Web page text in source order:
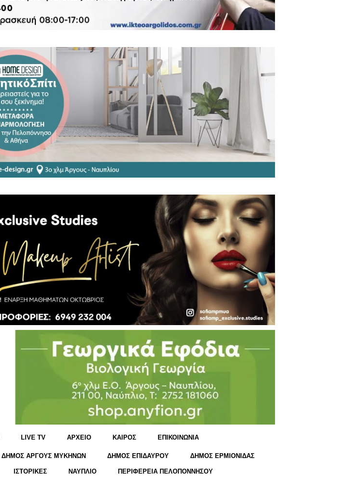
LIVE TV ΑΡΧΕΙΟ KΑΙΡΟΣ ΕΠΙΚΟΙΝΩΝΙΑ
ΔΗΜΟΣ ΑΡΓΟΥΣ ΜΥΚΗΝΩΝ ΔΗΜΟΣ ΕΠΙΔΑΥΡΟΥ ΔΗΜΟΣ ΕΡΜΙΟΝΙΔΑΣ
ΙΣΤΟΡΙΚΕΣ ΝΑΥΠΛΙΟ ΠΕΡΙΦΕΡΕΙΑ ΠΕΛΟΠΟΝΝΗΣΟΥ